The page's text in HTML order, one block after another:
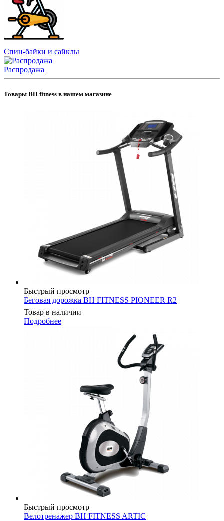
Спин-байки и сайклы
Распродажа
Товары BH fitness в нашем магазине
Быстрый просмотр
Беговая дорожка BH FITNESS PIONEER R2
Товар в наличии
Подробнее
Быстрый просмотр
Велотренажер BH FITNESS ARTIC